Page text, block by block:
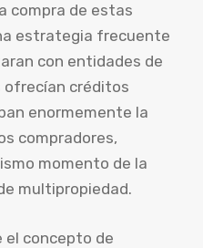
compra de estas
estrategia frecuente
con entidades de
ofrecían créditos
enormemente la
compradores,
momento de la
multipropiedad.
el concepto de